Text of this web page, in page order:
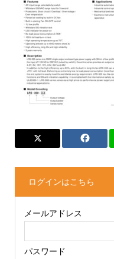
ログインはこちら
メールアドレス
パスワード